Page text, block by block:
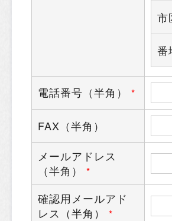
市
番
電話番号（半角） *
FAX（半角）
メールアドレス
（半角） *
確認用メールアド
レス（半角） *